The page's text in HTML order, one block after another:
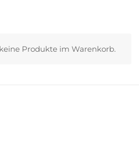
Produkte im Warenkorb.